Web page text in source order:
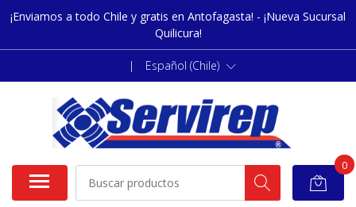
¡Enviamos a todo Chile y gratis en Antofagasta! - ¡Nueva Sucursal
Quilicura!
| Español (Chile)
0